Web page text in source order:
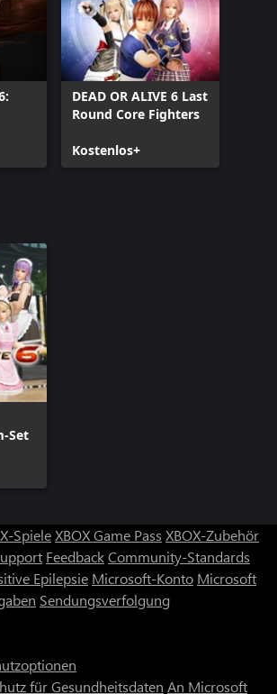
DEAD OR ALIVE 6 Last
Round Core Fighters
Kostenlos+
Set
SpieleXBOX Game Pass XBOX-Zubehör
FeedbackCommunity-Standards
Epilepsie Microsoft-Konto Microsoft
Sendungsverfolgung
für Gesundheitsdaten An Microsoft